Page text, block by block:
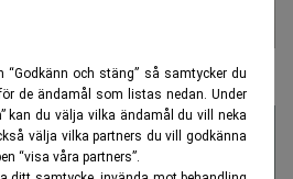
“Godkänn och stäng” så samtycker du
de ändamål som listas nedan. Under
kan du välja vilka ändamål du vill neka
välja vilka partners du vill godkänna
“visa våra partners”.